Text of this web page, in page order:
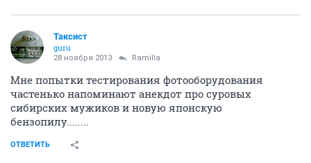
Таксист
guru
28 ноября 2013 Ramilla
Мне попытки тестирования фотооборудования
частенько напоминают анекдот про суровых
сибирских мужиков и новую японскую
бензопилу........
ОТВЕТИТЬ